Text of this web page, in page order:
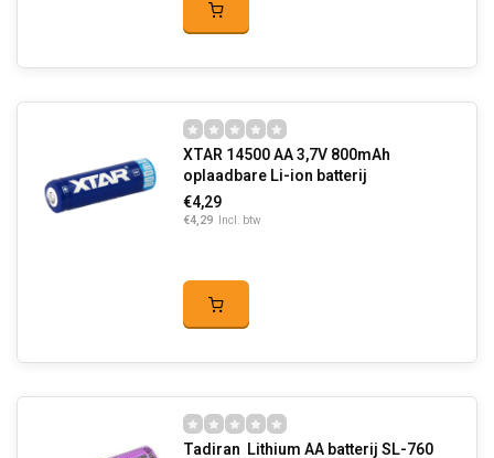
XTAR 14500 AA 3,7V 800mAh
oplaadbare Li-ion batterij
€4,29
€4,29 Incl. btw
Tadiran Lithium AA batterij SL-760